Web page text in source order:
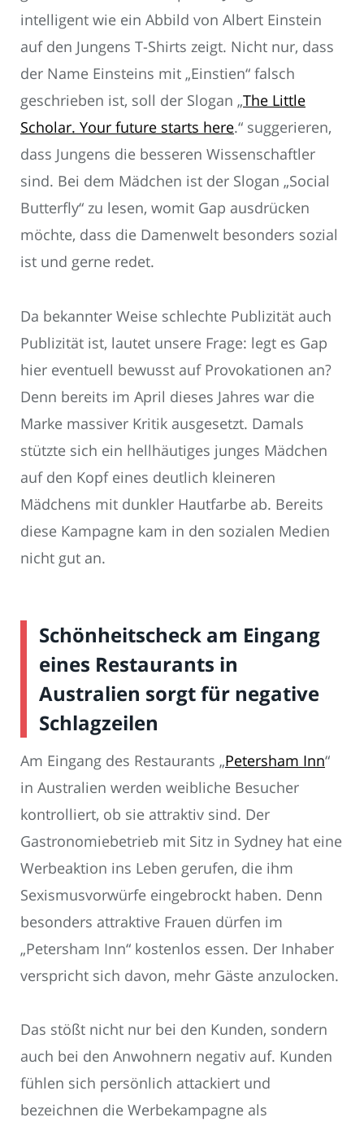
intelligent wie ein Abbild von Albert Einstein
auf den Jungens T-Shirts zeigt. Nicht nur, dass
der Name Einsteins mit „Einstien“ falsch
geschrieben ist, soll der Slogan „The Little
Scholar. Your future starts here.“ suggerieren,
dass Jungens die besseren Wissenschaftler
sind. Bei dem Mädchen ist der Slogan „Social
Butterfly“ zu lesen, womit Gap ausdrücken
möchte, dass die Damenwelt besonders sozial
ist und gerne redet.
Da bekannter Weise schlechte Publizität auch
Publizität ist, lautet unsere Frage: legt es Gap
hier eventuell bewusst auf Provokationen an?
Denn bereits im April dieses Jahres war die
Marke massiver Kritik ausgesetzt. Damals
stützte sich ein hellhäutiges junges Mädchen
auf den Kopf eines deutlich kleineren
Mädchens mit dunkler Hautfarbe ab. Bereits
diese Kampagne kam in den sozialen Medien
nicht gut an.
Schönheitscheck am Eingang
eines Restaurants in
Australien sorgt für negative
Schlagzeilen
Am Eingang des Restaurants „Petersham Inn“
in Australien werden weibliche Besucher
kontrolliert, ob sie attraktiv sind. Der
Gastronomiebetrieb mit Sitz in Sydney hat eine
Werbeaktion ins Leben gerufen, die ihm
Sexismusvorwürfe eingebrockt haben. Denn
besonders attraktive Frauen dürfen im
„Petersham Inn“ kostenlos essen. Der Inhaber
verspricht sich davon, mehr Gäste anzulocken.
Das stößt nicht nur bei den Kunden, sondern
auch bei den Anwohnern negativ auf. Kunden
fühlen sich persönlich attackiert und
bezeichnen die Werbekampagne als